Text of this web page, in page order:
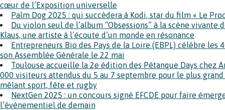
cœur de l’Exposition universelle
Palm Dog 2025 : qui succèdera à Kodi, star du film « Le
Du violon seul de l’album “Obsessions” à la scène vivante
Klaus, une artiste à l’écoute d’un monde en résonance
Entrepreneurs Bio des Pays de la Loire (EBPL) célèbre les
son Assemblée Générale le 22 mai
Toulouse accueille la 2e édition des Pétanque Days chez
000 visiteurs attendus du 5 au 7 septembre pour le plus
mêlant sport, fête et rugby
NextGen 2025 : un concours signé EFCDE pour faire
l’événementiel de demain